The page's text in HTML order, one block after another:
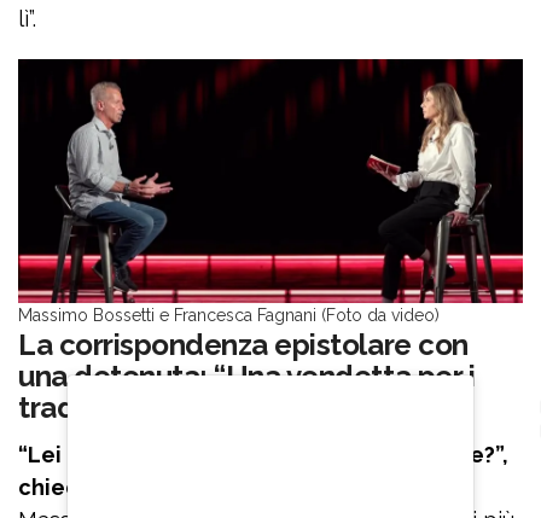
lì”.
Massimo Bossetti e Francesca Fagnani (Foto da video)
La corrispondenza epistolare con
una detenuta: “Una vendetta per i
tradimenti di Marita”
“Lei riceve ancora molte lettere in carcere?”,
chiede Francesca Fagnani. Sì – ribatte